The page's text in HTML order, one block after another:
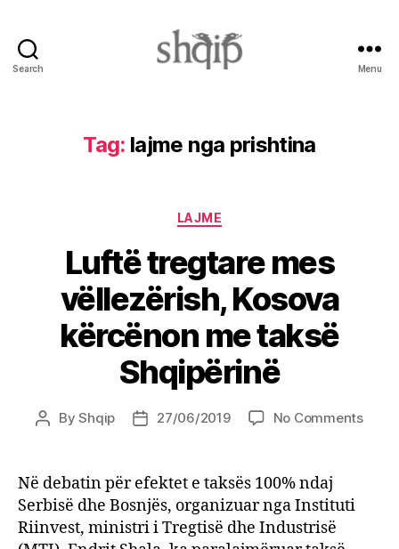
Search Menu
Tag: lajme nga prishtina
Categories
LAJME
Luftë tregtare mes
vëllezërish, Kosova
kërcënon me taksë
Shqipërinë
PostByShqip
Post27/06/2019 No Commentson
Në debatin për efektet e taksës 100% ndaj
Serbisë dhe Bosnjës, organizuar nga Instituti
Riinvest, ministri i Tregtisë dhe Industrisë